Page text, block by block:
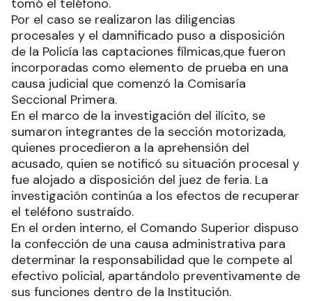
Por el caso se realizaron las diligencias
procesales y el damnificado puso a disposición
de la Policía las captaciones fílmicas,que fueron
incorporadas como elemento de prueba en una
causa judicial que comenzó la Comisaría
Seccional Primera.
En el marco de la investigación del ilícito, se
sumaron integrantes de la sección motorizada,
quienes procedieron a la aprehensión del
acusado, quien se notificó su situación procesal y
fue alojado a disposición del juez de feria. La
investigación continúa a los efectos de recuperar
el teléfono sustraído.
En el orden interno, el Comando Superior dispuso
la confección de una causa administrativa para
determinar la responsabilidad que le compete al
efectivo policial, apartándolo preventivamente de
sus funciones dentro de la Institución.